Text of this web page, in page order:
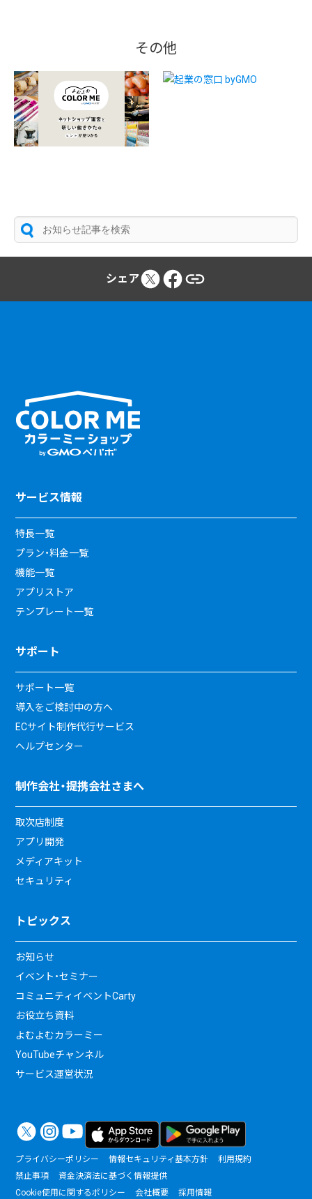
その他
シェア
サービス情報
特長一覧
プラン・料金一覧
機能一覧
アプリストア
テンプレート一覧
サポート
サポート一覧
導入をご検討中の方へ
ECサイト制作代行サービス
ヘルプセンター
制作会社・提携会社さまへ
取次店制度
アプリ開発
メディアキット
セキュリティ
トピックス
お知らせ
イベント・セミナー
コミュニティイベントCarty
お役立ち資料
よむよむカラーミー
YouTubeチャンネル
サービス運営状況
プライバシーポリシー 情報セキュリティ基本方針
利用規約
禁止事項
資金決済法に基づく情報提供
Cookie使用に関するポリシー
会社概要 採用情報